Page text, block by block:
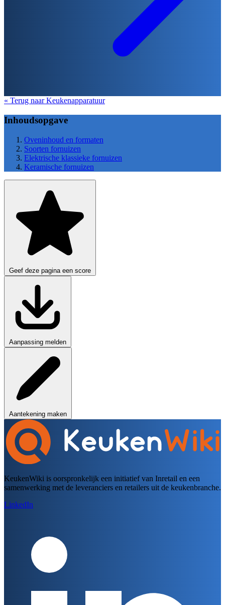
« Terug naar Keukenapparatuur
Inhoudsopgave
Oveninhoud en formaten
Soorten fornuizen
Elektrische klassieke fornuizen
Keramische fornuizen
Geef deze pagina een score
Aanpassing melden
Aantekening maken
KeukenWiki is oorspronkelijk een initiatief van Inretail en een
samenwerking met de leveranciers en retailers uit de keukenbranche.
LinkedIn